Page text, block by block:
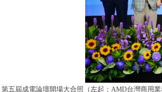
第五屆成電論壇開場大合照（左起：AMD台灣商用